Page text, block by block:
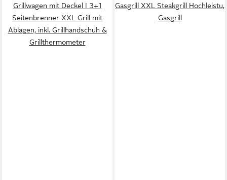
Grillwagen mit Deckel I 3+1
Seitenbrenner XXL Grill mit
Ablagen, inkl. Grillhandschuh &
Grillthermometer
Gasgrill XXL Steakgrill Hochleistu,
Gasgrill